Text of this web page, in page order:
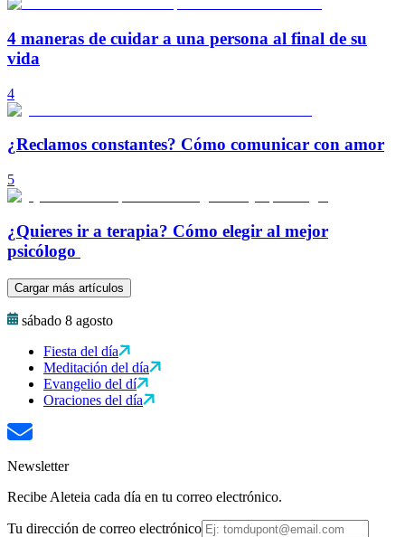
4 maneras de cuidar a una persona al final de su
vida
4
¿Reclamos constantes? Cómo comunicar con amor
5
¿Quieres ir a terapia? Cómo elegir al mejor
psicólogo
Cargar más artículos
sábado 8 agosto
Fiesta del día
Meditación del día
Evangelio del dí
Oraciones del día
Newsletter
Recibe Aleteia cada día en tu correo electrónico.
Tu dirección de correo electrónico